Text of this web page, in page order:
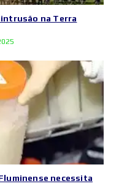
na Terra
necessita